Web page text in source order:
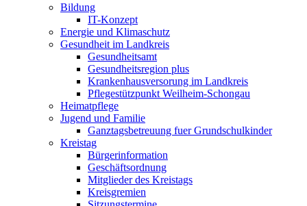
Bildung
IT-Konzept
Energie und Klimaschutz
Gesundheit im Landkreis
Gesundheitsamt
Gesundheitsregion plus
Krankenhausversorung im Landkreis
Pflegestützpunkt Weilheim-Schongau
Heimatpflege
Jugend und Familie
Ganztagsbetreuung fuer Grundschulkinder
Kreistag
Bürgerinformation
Geschäftsordnung
Mitglieder des Kreistags
Kreisgremien